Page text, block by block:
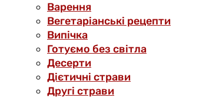
Варення
Вегетаріанські рецепти
Випічка
Готуємо без світла
Десерти
Дієтичні страви
Другі страви